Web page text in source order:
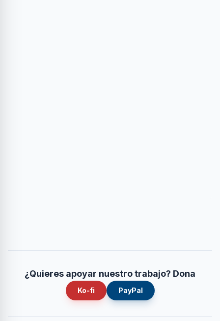
¿Quieres apoyar nuestro trabajo? Dona
Ko-fi PayPal